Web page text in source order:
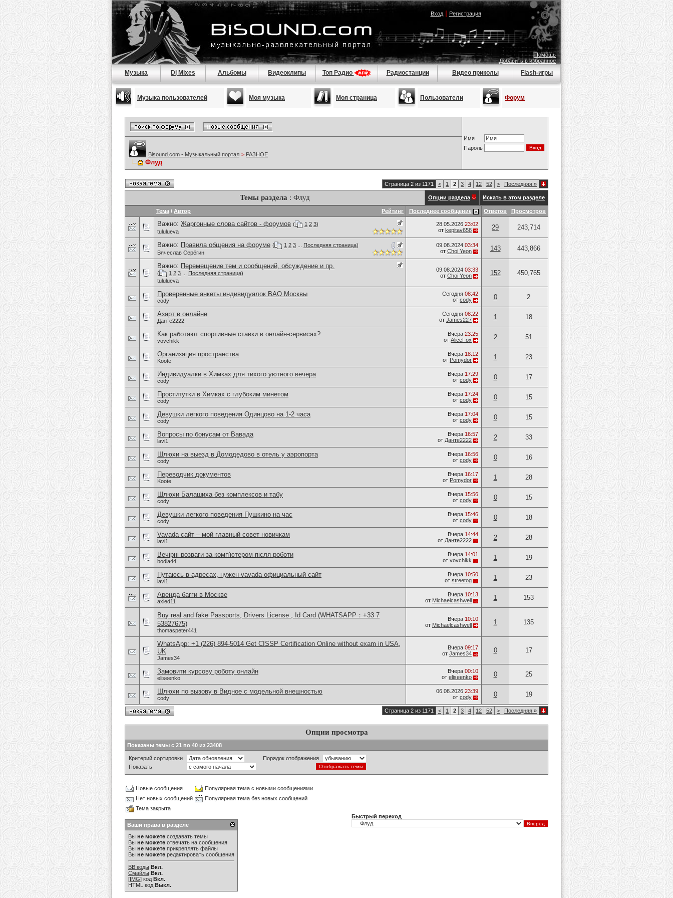
Вход| Регистрация
Помощь
Добавить в избранное
Музыка Dj Mixes Альбомы Видеоклипы Топ Радио Радиостанции Видео приколы Flash-игры
Музыка пользователей Моя музыка Моя страница Пользователи Форум
Имя
Пароль
Bisound.com - Музыкальный портал > РАЗНОЕ
Флуд
Страница 2 из 1171 < 1 2 3 4 12 52 > Последняя »
Темы раздела : Флуд Опции раздела Искать в этом разделе
Рейтинг
Тема / Автор Последнее сообщение Ответов Просмотров
Важно: Жаргонные слова сайтов - форумов ( 1 2 3)
tululueva
28.05.2026 23:02
от kepitav658 29 243,714
Важно: Правила общения на форуме ( 1 2 3 Последняя страница)
Вячеслав Серёгин
09.08.2024 03:34
от Choi Yeon 143 443,866
Важно: Перемещение тем и сообщений, обсуждение и пр.
( 1 2 3 Последняя страница)
tululueva
09.08.2024 03:33
от Choi Yeon 152 450,765
Проверенные анкеты индивидуалок ВАО Москвы
cody
Сегодня 08:42
от cody 0 2
Азарт в онлайне
Данте2222
Сегодня 08:22
от James227 1 18
Как работают спортивные ставки в онлайн-сервисах?
vovchikk
Вчера 23:25
от AliceFox 2 51
Организация пространства
Koote
Вчера 18:12
от Pomydor 1 23
Индивидуалки в Химках для тихого уютного вечера
cody
Вчера 17:29
от cody 0 17
Проститутки в Химках с глубоким минетом
cody
Вчера 17:24
от cody 0 15
Девушки легкого поведения Одинцово на 1-2 часа
cody
Вчера 17:04
от cody 0 15
Вопросы по бонусам от Вавада
lavi1
Вчера 16:57
от Данте2222 2 33
Шлюхи на выезд в Домодедово в отель у аэропорта
cody
Вчера 16:56
от cody 0 16
Переводчик документов
Koote
Вчера 16:17
от Pomydor 1 28
Шлюхи Балашиха без комплексов и табу
cody
Вчера 15:56
от cody 0 15
Девушки легкого поведения Пушкино на час
cody
Вчера 15:46
от cody 0 18
Vavada сайт – мой главный совет новичкам
lavi1
Вчера 14:44
от Данте2222 2 28
Вечірні розваги за комп'ютером після роботи
bodia44
Вчера 14:01
от vovchikk 1 19
Путаюсь в адресах, нужен vavada официальный сайт
lavi1
Вчера 10:50
от streetog 1 23
Аренда багги в Москве
axied11
Вчера 10:13
от Michaelcashwell 1 153
Buy real and fake Passports, Drivers License , Id Card (WHATSAPP：+33 7
53827675)
thomaspeter441
Вчера 10:10
от Michaelcashwell 1 135
WhatsApp: +1 (226) 894-5014​ Get CISSP Certification Online without exam in USA,
UK
James34
Вчера 09:17
от James34 0 17
Замовити курсову роботу онлайн
eliseenko
Вчера 00:10
от eliseenko 0 25
Шлюхи по вызову в Видное с модельной внешностью
cody
06.08.2026 23:39
от cody 0 19
Страница 2 из 1171 < 1 2 3 4 12 52 > Последняя »
Опции просмотра
Показаны темы с 21 по 40 из 23408
Критерий сортировки
Порядок отображения
Показать
Новые сообщения
Популярная тема с новыми сообщениями
Нет новых сообщений
Популярная тема без новых сообщений
Тема закрыта
Ваши права в разделе
Вы не можете создавать темы
Вы не можете отвечать на сообщения
Вы не можете прикреплять файлы
Вы не можете редактировать сообщения
BB коды Вкл.
Смайлы Вкл.
[IMG] код Вкл.
HTML код Выкл.
Быстрый переход